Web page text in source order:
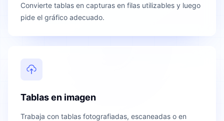
Convierte tablas en capturas en filas utilizables y luego
pide el gráfico adecuado.
Tablas en imagen
Trabaja con tablas fotografiadas, escaneadas o en